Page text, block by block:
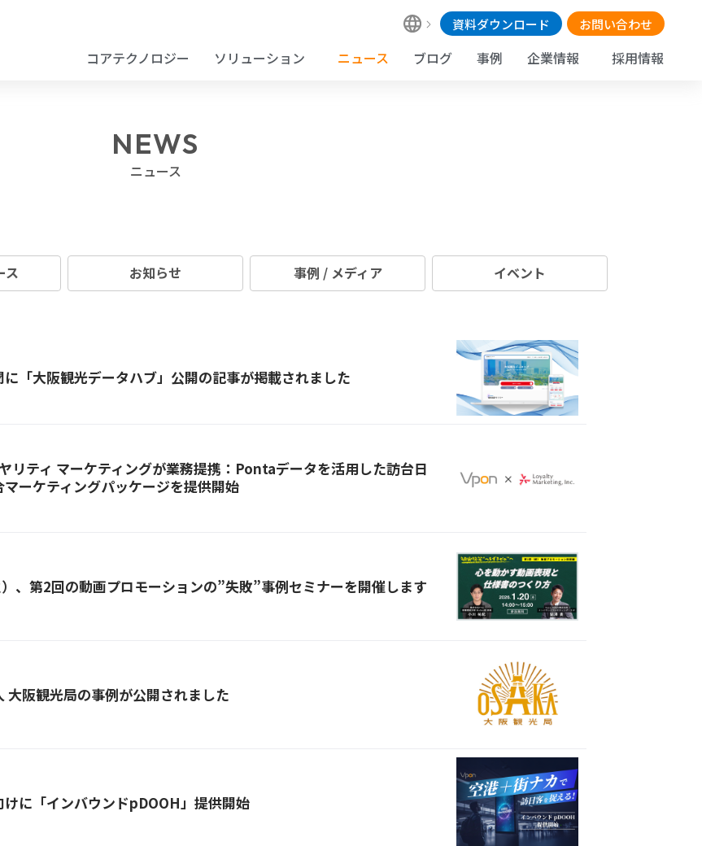
資料ダウンロード お問い合わせ
コアテクノロジー ソリューション ニュース ブログ 事例 企業情報 採用情報
NEWS
ニュース
ス お知らせ 事例 / メディア イベント
に「大阪観光データハブ」公開の記事が掲載されました
リティ マーケティングが業務提携：Pontaデータを活用した訪台日
ーケティングパッケージを提供開始
、第2回の動画プロモーションの”失敗”事例セミナーを開催します
大阪観光局の事例が公開されました
けに「インバウンドpDOOH」提供開始